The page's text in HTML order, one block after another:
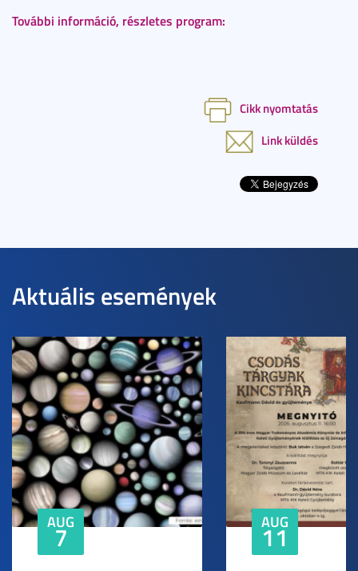
További információ, részletes program:
Cikk nyomtatás
Link küldés
Aktuális események
AUG
7 AUG
11